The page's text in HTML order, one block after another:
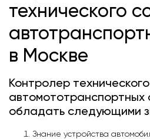
технического
в Москве
Контролер
автомототранспортных
обладать следующими
Знание устройства